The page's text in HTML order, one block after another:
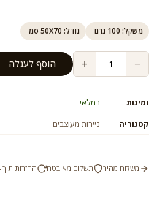
משקל: 100 גרם גודל: 50X70 סמ
−
+ הוסף לעגלה
זמינות
במלאי
קטגוריה
ניירות מעוצבים
משלוח מהיר תשלום מאובטח החזרות תוך 14 יום